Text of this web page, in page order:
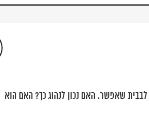
שאפשר. האם נכון לנהוג כך? האם הוא